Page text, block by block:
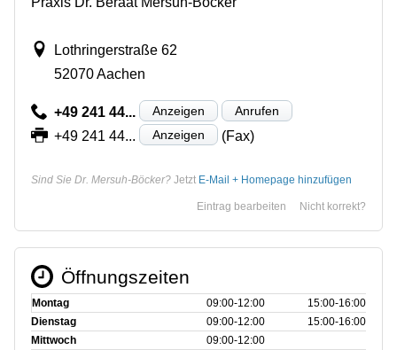
Lothringerstraße 62
52070 Aachen
+49 241 44... Anzeigen Anrufen
+49 241 44... Anzeigen (Fax)
Sind Sie Dr. Mersuh-Böcker? Jetzt E-Mail + Homepage hinzufügen
Nicht korrekt?
Eintrag bearbeiten
Öffnungszeiten
Montag 09:00‑12:00
15:00‑16:00
Dienstag
09:00‑12:00
15:00‑16:00
Mittwoch
09:00‑12:00